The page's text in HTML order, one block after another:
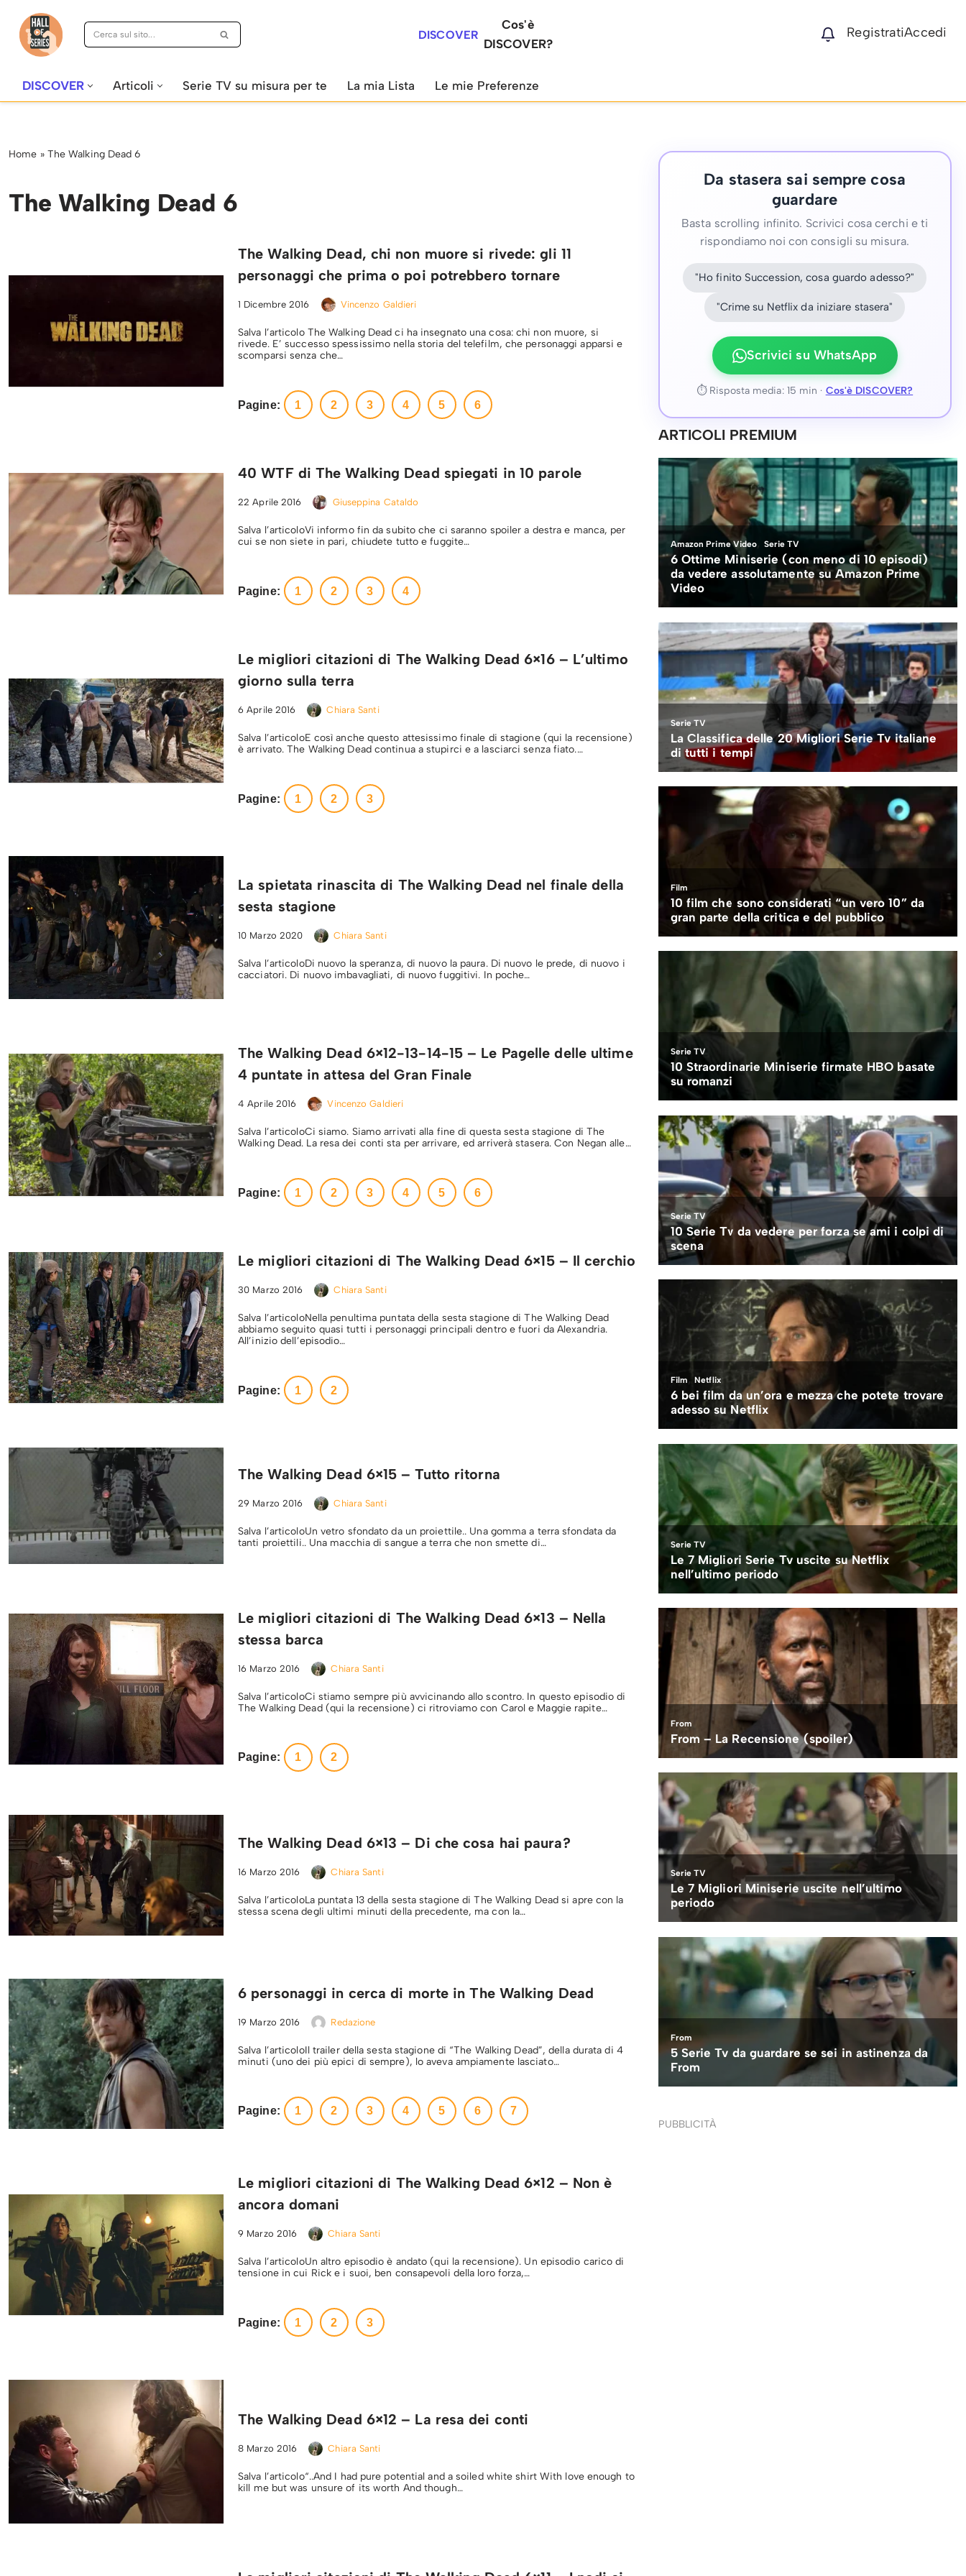
Vai
DISCOVER
Cos'è
DISCOVER?
RegistratiAccedi
DISCOVER Articoli Serie TV su misura per te La mia Lista Le mie Preferenze
Home » The Walking Dead 6
The Walking Dead 6
The Walking Dead, chi non muore si rivede: gli 11
personaggi che prima o poi potrebbero tornare
1 Dicembre 2016 Vincenzo Galdieri
Salva l’articolo The Walking Dead ci ha insegnato una cosa: chi non muore, si
rivede. E’ successo spessissimo nella storia del telefilm, che personaggi apparsi e
scomparsi senza che…
Pagine: 1 2 3 4 5 6
40 WTF di The Walking Dead spiegati in 10 parole
22 Aprile 2016 Giuseppina Cataldo
Salva l’articoloVi informo fin da subito che ci saranno spoiler a destra e manca, per
cui se non siete in pari, chiudete tutto e fuggite…
Pagine: 1 2 3 4
Le migliori citazioni di The Walking Dead 6×16 – L’ultimo
giorno sulla terra
6 Aprile 2016 Chiara Santi
Salva l’articoloE così anche questo attesissimo finale di stagione (qui la recensione)
è arrivato. The Walking Dead continua a stupirci e a lasciarci senza fiato.…
Pagine: 1 2 3
La spietata rinascita di The Walking Dead nel finale della
sesta stagione
10 Marzo 2020 Chiara Santi
Salva l’articoloDi nuovo la speranza, di nuovo la paura. Di nuovo le prede, di nuovo i
cacciatori. Di nuovo imbavagliati, di nuovo fuggitivi. In poche…
The Walking Dead 6×12-13-14-15 – Le Pagelle delle ultime
4 puntate in attesa del Gran Finale
4 Aprile 2016 Vincenzo Galdieri
Salva l’articoloCi siamo. Siamo arrivati alla fine di questa sesta stagione di The
Walking Dead. La resa dei conti sta per arrivare, ed arriverà stasera. Con Negan alle…
Pagine: 1 2 3 4 5 6
Le migliori citazioni di The Walking Dead 6×15 – Il cerchio
30 Marzo 2016 Chiara Santi
Salva l’articoloNella penultima puntata della sesta stagione di The Walking Dead
abbiamo seguito quasi tutti i personaggi principali dentro e fuori da Alexandria.
All’inizio dell’episodio…
Pagine: 1 2
The Walking Dead 6×15 – Tutto ritorna
29 Marzo 2016 Chiara Santi
Salva l’articoloUn vetro sfondato da un proiettile.. Una gomma a terra sfondata da
tanti proiettili.. Una macchia di sangue a terra che non smette di…
Le migliori citazioni di The Walking Dead 6×13 – Nella
stessa barca
16 Marzo 2016 Chiara Santi
Salva l’articoloCi stiamo sempre più avvicinando allo scontro. In questo episodio di
The Walking Dead (qui la recensione) ci ritroviamo con Carol e Maggie rapite…
Pagine: 1 2
The Walking Dead 6×13 – Di che cosa hai paura?
16 Marzo 2016 Chiara Santi
Salva l’articoloLa puntata 13 della sesta stagione di The Walking Dead si apre con la
stessa scena degli ultimi minuti della precedente, ma con la…
6 personaggi in cerca di morte in The Walking Dead
19 Marzo 2016 Redazione
Salva l’articoloIl trailer della sesta stagione di “The Walking Dead”, della durata di 4
minuti (uno dei più epici di sempre), lo aveva ampiamente lasciato…
Pagine: 1 2 3 4 5 6 7
Le migliori citazioni di The Walking Dead 6×12 – Non è
ancora domani
9 Marzo 2016 Chiara Santi
Salva l’articoloUn altro episodio è andato (qui la recensione). Un episodio carico di
tensione in cui Rick e i suoi, ben consapevoli della loro forza,…
Pagine: 1 2 3
The Walking Dead 6×12 – La resa dei conti
8 Marzo 2016 Chiara Santi
Salva l’articolo“..And I had pure potential and a soiled white shirt With love enough to
kill me but was unsure of its worth And though…
Da stasera sai sempre cosa
guardare
Basta scrolling infinito. Scrivici cosa cerchi e ti
rispondiamo noi con consigli su misura.
"Ho finito Succession, cosa guardo adesso?"
"Crime su Netflix da iniziare stasera"
Scrivici su WhatsApp
⏱ Risposta media: 15 min · Cos'è DISCOVER?
ARTICOLI PREMIUM
PUBBLICITÀ